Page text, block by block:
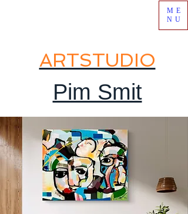
ARTSTUDIO
Pim Smit
ME
NU